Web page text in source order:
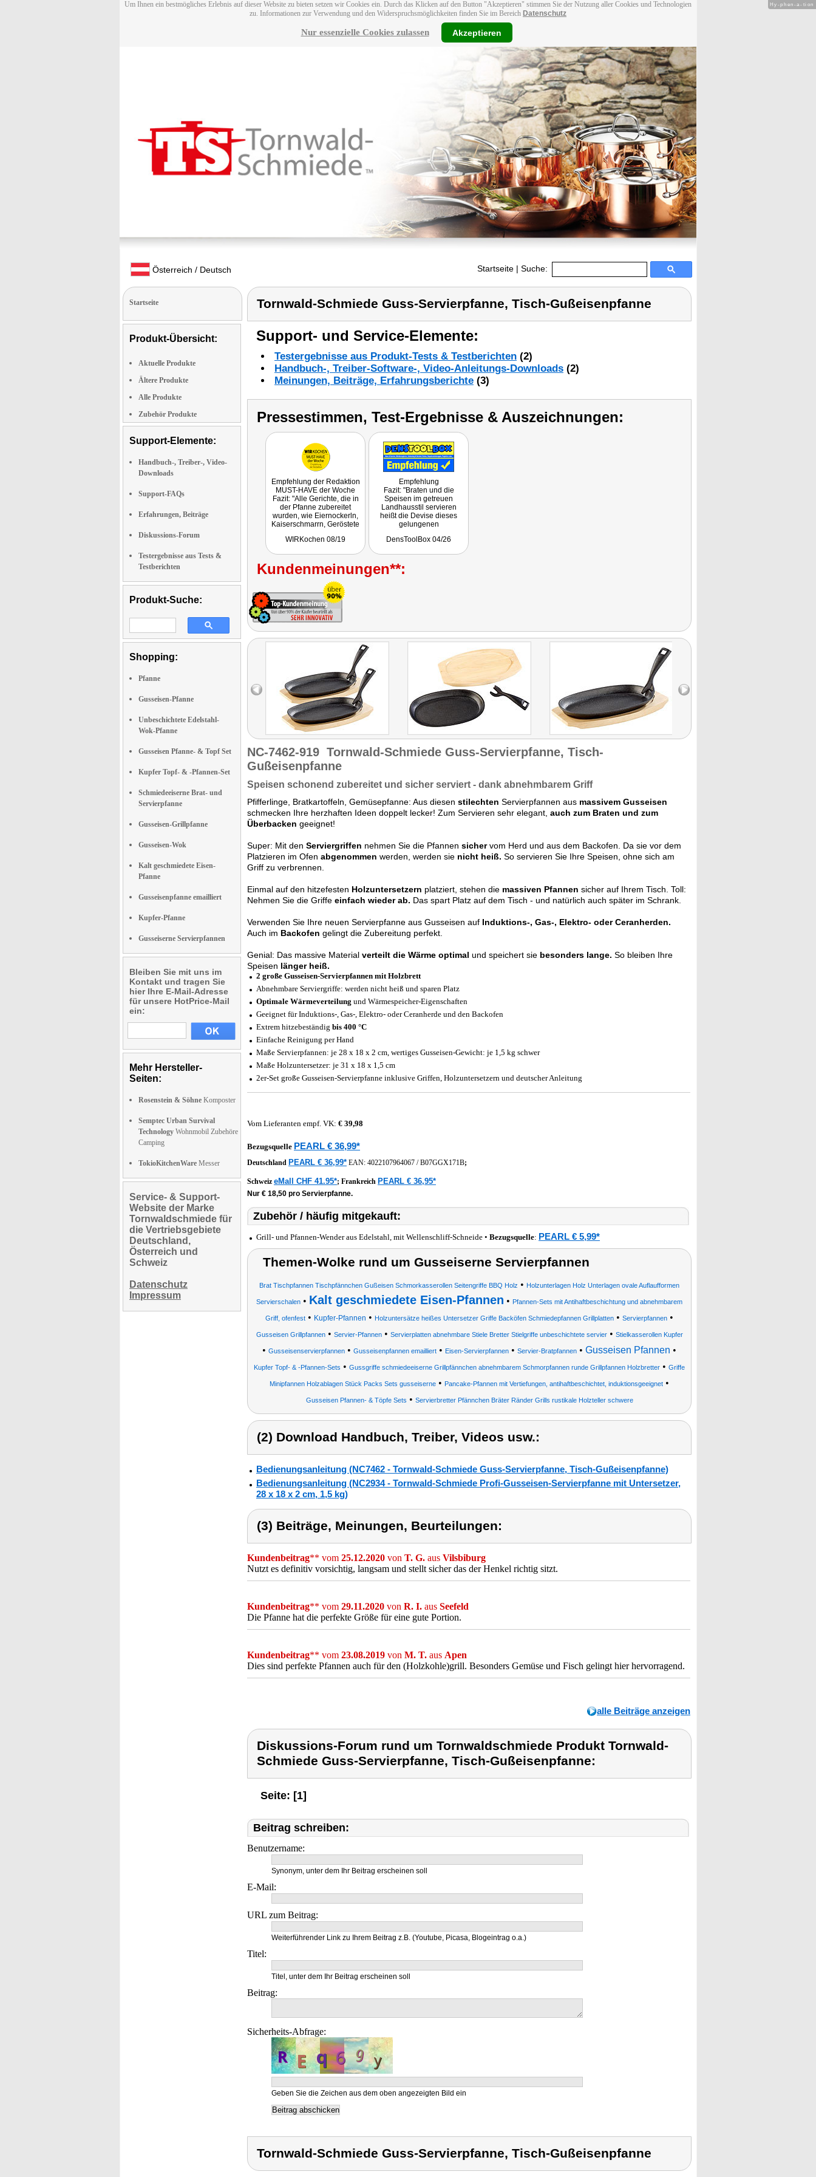
Um Ihnen ein bestmögliches Erlebnis auf dieser Website zu bieten setzen wir Cookies ein. Durch das Klicken auf den Button "Akzeptieren" stimmen Sie der Nutzung aller Cookies und Technologien
zu. Informationen zur Verwendung und den Widerspruchsmöglichkeiten finden Sie im Bereich Datenschutz
Nur essenzielle Cookies zulassen Akzeptieren
Österreich / Deutsch Startseite | Suche:
Startseite
Produkt-Übersicht:
Aktuelle Produkte
Ältere Produkte
Alle Produkte
Zubehör Produkte
Support-Elemente:
Handbuch-, Treiber-, Video-
Downloads
Support-FAQs
Erfahrungen, Beiträge
Diskussions-Forum
Testergebnisse aus Tests &
Testberichten
Produkt-Suche:
Shopping:
Pfanne
Gusseisen-Pfanne
Unbeschichtete Edelstahl-
Wok-Pfanne
Gusseisen Pfanne- & Topf Set
Kupfer Topf- & -Pfannen-Set
Schmiedeeiserne Brat- und
Servierpfanne
Gusseisen-Grillpfanne
Gusseisen-Wok
Kalt geschmiedete Eisen-
Pfanne
Gusseisenpfanne emailliert
Kupfer-Pfanne
Gusseiserne Servierpfannen
Bleiben Sie mit uns im
Kontakt und tragen Sie
hier Ihre E-Mail-Adresse
für unsere HotPrice-Mail
ein:
Mehr Hersteller-
Seiten:
Rosenstein & Söhne Komposter
Semptec Urban Survival
Technology Wohnmobil Zubehöre
Camping
TokioKitchenWare Messer
Service- & Support-
Website der Marke
Tornwaldschmiede für
die Vertriebsgebiete
Deutschland,
Österreich und
Schweiz
Datenschutz
Impressum
Tornwald-Schmiede Guss-Servierpfanne, Tisch-Gußeisenpfanne
Support- und Service-Elemente:
Testergebnisse aus Produkt-Tests & Testberichten (2)
Handbuch-, Treiber-Software-, Video-Anleitungs-Downloads (2)
Meinungen, Beiträge, Erfahrungsberichte (3)
Pressestimmen, Test-Ergebnisse & Auszeichnungen:
Empfehlung der Redaktion
MUST-HAVE der Woche
Fazit: "Alle Gerichte, die in
der Pfanne zubereitet
wurden, wie Eiernockerln,
Kaiserschmarrn, Geröstete
Eierschwammerl-Gröstl,
einfach nur Bratkartoffeln
gelangen perfekt, da die
Wärmeverteilung der
Pfanne wirklich ideal ist. Die
Gerichte sind im
Handumdrehen gemacht.
Variieren Sie Zutaten, die
zaubern Sie mit der
Pfannen neue, individuelle
Getestet wurde NC-2900.
WIRKochen 08/19
Empfehlung
Fazit: "Braten und die
Speisen im getreuen
Landhausstil servieren
heißt die Devise dieses
gelungenen
Getestet wurde NC-2900.
DensToolBox 04/26
Kundenmeinungen**:
NC-7462-919 Tornwald-Schmiede Guss-Servierpfanne, Tisch-
Gußeisenpfanne
Speisen schonend zubereitet und sicher serviert - dank abnehmbarem Griff
Pfifferlinge, Bratkartoffeln, Gemüsepfanne: Aus diesen stilechten Servierpfannen aus massivem Gusseisen
schmecken Ihre herzhaften Ideen doppelt lecker! Zum Servieren sehr elegant, auch zum Braten und zum
Überbacken geeignet!
Super: Mit den Serviergriffen nehmen Sie die Pfannen sichervom Herd und aus dem Backofen. Da sie vor dem
Platzieren im Ofen abgenommen werden, werden sie nicht heiß. So servieren Sie Ihre Speisen, ohne sich am
Griff zu verbrennen.
Einmal auf den hitzefesten Holzuntersetzern platziert, stehen die massiven Pfannen sicher auf Ihrem Tisch. Toll:
Nehmen Sie die Griffe einfach wieder ab. Das spart Platz auf dem Tisch - und natürlich auch später im Schrank.
Verwenden Sie Ihre neuen Servierpfanne aus Gusseisen auf Induktions-, Gas-, Elektro- oder Ceranherden.
Auch im Backofen gelingt die Zubereitung perfekt.
Genial: Das massive Material verteilt die Wärme optimal und speichert sie besonders lange. So bleiben Ihre
Speisen länger heiß.
2 große Gusseisen-Servierpfannen mit Holzbrett
Abnehmbare Serviergriffe: werden nicht heiß und sparen Platz
Optimale Wärmeverteilung und Wärmespeicher-Eigenschaften
Geeignet für Induktions-, Gas-, Elektro- oder Ceranherde und den Backofen
Extrem hitzebeständig bis 400 °C
Einfache Reinigung per Hand
Maße Servierpfannen: je 28 x 18 x 2 cm, wertiges Gusseisen-Gewicht: je 1,5 kg schwer
Maße Holzuntersetzer: je 31 x 18 x 1,5 cm
2er-Set große Gusseisen-Servierpfanne inklusive Griffen, Holzuntersetzern und deutscher Anleitung
Vom Lieferanten empf. VK: € 39,98
Bezugsquelle PEARL € 36,99*
Deutschland PEARL € 36,99* EAN: 4022107964067 /B07GGX171B;
Schweiz eMall CHF 41.95*; Frankreich PEARL € 36,95*
Nur € 18,50 pro Servierpfanne.
Zubehör / häufig mitgekauft:
Grill- und Pfannen-Wender aus Edelstahl, mit Wellenschliff-Schneide • Bezugsquelle: PEARL € 5,99*
Themen-Wolke rund um Gusseiserne Servierpfannen
Brat Tischpfannen Tischpfännchen Gußeisen Schmorkasserollen Seitengriffe BBQ Holz • Holzunterlagen Holz Unterlagen ovale Auflaufformen
Servierschalen • Kalt geschmiedete Eisen-Pfannen • Pfannen-Sets mit Antihaftbeschichtung und abnehmbarem
Griff, ofenfest • Kupfer-Pfannen • Holzuntersätze heißes Untersetzer Griffe Backöfen Schmiedepfannen Grillplatten • Servierpfannen •
Gusseisen Grillpfannen• Servier-Pfannen• Servierplatten abnehmbare Stiele Bretter Stielgriffe unbeschichtete servier• Stielkasserollen Kupfer
• Gusseisenservierpfannen • Gusseisenpfannen emailliert • Eisen-Servierpfannen • Servier-Bratpfannen • Gusseisen Pfannen •
Kupfer Topf- & -Pfannen-Sets • Gussgriffe schmiedeeiserne Grillpfännchen abnehmbarem Schmorpfannen runde Grillpfannen Holzbretter • Griffe
Minipfannen Holzablagen Stück Packs Sets gusseiserne • Pancake-Pfannen mit Vertiefungen, antihaftbeschichtet, induktionsgeeignet •
Gusseisen Pfannen- & Töpfe Sets • Servierbretter Pfännchen Bräter Ränder Grills rustikale Holzteller schwere
(2) Download Handbuch, Treiber, Videos usw.:
Bedienungsanleitung (NC7462 - Tornwald-Schmiede Guss-Servierpfanne, Tisch-Gußeisenpfanne)
Bedienungsanleitung (NC2934 - Tornwald-Schmiede Profi-Gusseisen-Servierpfanne mit Untersetzer,
28 x 18 x 2 cm, 1,5 kg)
(3) Beiträge, Meinungen, Beurteilungen:
Kundenbeitrag** vom 25.12.2020 von T. G. aus Vilsbiburg
Nutzt es definitiv vorsichtig, langsam und stellt sicher das der Henkel richtig sitzt.
Kundenbeitrag** vom 29.11.2020 von R. I. aus Seefeld
Die Pfanne hat die perfekte Größe für eine gute Portion.
Kundenbeitrag** vom 23.08.2019 von M. T. aus Apen
Dies sind perfekte Pfannen auch für den (Holzkohle)grill. Besonders Gemüse und Fisch gelingt hier hervorragend.
alle Beiträge anzeigen
Diskussions-Forum rund um Tornwaldschmiede Produkt Tornwald-
Schmiede Guss-Servierpfanne, Tisch-Gußeisenpfanne:
Seite: [1]
Beitrag schreiben:
Benutzername:
Synonym, unter dem Ihr Beitrag erscheinen soll
E-Mail:
URL zum Beitrag:
Weiterführender Link zu Ihrem Beitrag z.B. (Youtube, Picasa, Blogeintrag o.a.)
Titel:
Titel, unter dem Ihr Beitrag erscheinen soll
Beitrag:
Sicherheits-Abfrage:
Geben Sie die Zeichen aus dem oben angezeigten Bild ein
Tornwald-Schmiede Guss-Servierpfanne, Tisch-Gußeisenpfanne
Hy-phen-a-tion